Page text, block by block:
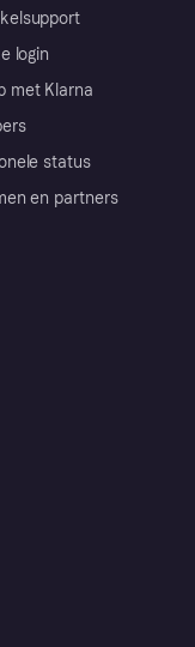
login
met Klarna
status
en partners